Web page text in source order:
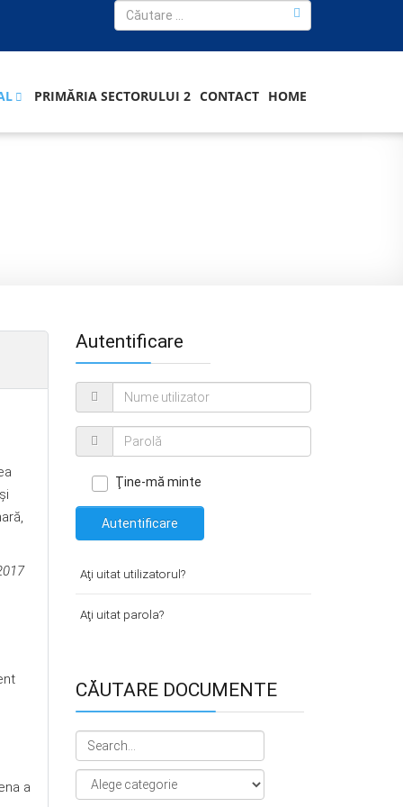
PRIMĂRIA SECTORULUI 2 CONTACT HOME
a
Autentificare
Ţine-mă minte
Autentificare
Aţi uitat utilizatorul?
Aţi uitat parola?
CĂUTARE DOCUMENTE